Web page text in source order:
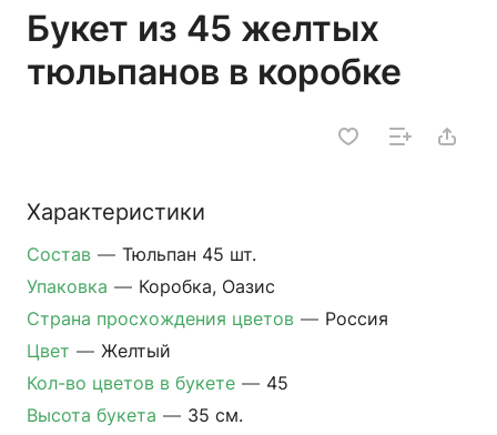
Букет из 45 желтых
тюльпанов в коробке
Характеристики
Состав — Тюльпан 45 шт.
Упаковка — Коробка, Оазис
Страна просхождения цветов — Россия
Цвет — Желтый
Кол-во цветов в букете — 45
Высота букета — 35 см.